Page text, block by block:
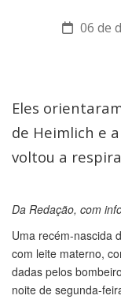
06 de
Eles
de Heimlich e
voltou a
Da Redação, com
Uma recém-nascida
com leite materno,
dadas pelos
noite de segunda-